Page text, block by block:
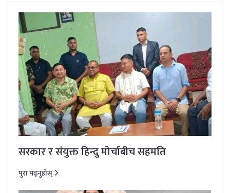
सरकार र संयुक्त हिन्दु मोर्चाबीच सहमति
पुरा पढ्नुहोस्